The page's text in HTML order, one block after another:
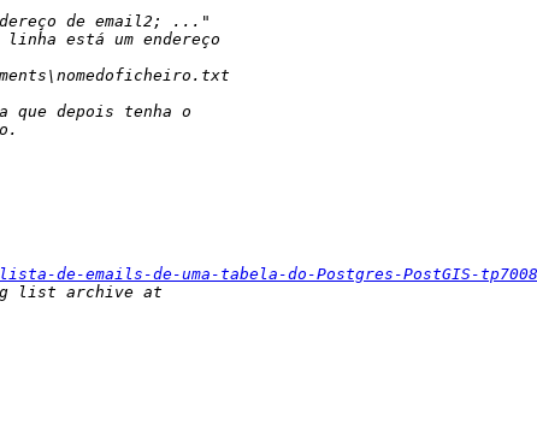
de-emails-de-uma-tabela-do-Postgres-PostGIS-